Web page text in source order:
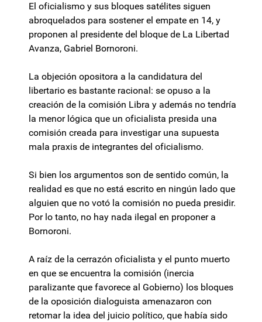
El oficialismo y sus bloques satélites siguen
abroquelados para sostener el empate en 14, y
proponen al presidente del bloque de La Libertad
Avanza, Gabriel Bornoroni.
La objeción opositora a la candidatura del
libertario es bastante racional: se opuso a la
creación de la comisión Libra y además no tendría
la menor lógica que un oficialista presida una
comisión creada para investigar una supuesta
mala praxis de integrantes del oficialismo.
Si bien los argumentos son de sentido común, la
realidad es que no está escrito en ningún lado que
alguien que no votó la comisión no pueda presidir.
Por lo tanto, no hay nada ilegal en proponer a
Bornoroni.
A raíz de la cerrazón oficialista y el punto muerto
en que se encuentra la comisión (inercia
paralizante que favorece al Gobierno) los bloques
de la oposición dialoguista amenazaron con
retomar la idea del juicio político, que había sido